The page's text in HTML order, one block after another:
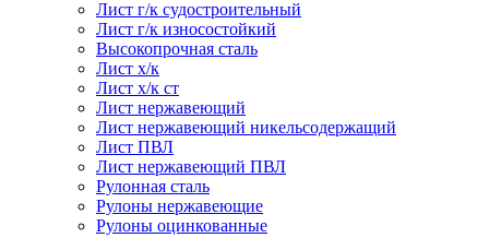
Лист г/к судостроительный
Лист г/к износостойкий
Высокопрочная сталь
Лист х/к
Лист х/к ст
Лист нержавеющий
Лист нержавеющий никельсодержащий
Лист ПВЛ
Лист нержавеющий ПВЛ
Рулонная сталь
Рулоны нержавеющие
Рулоны оцинкованные